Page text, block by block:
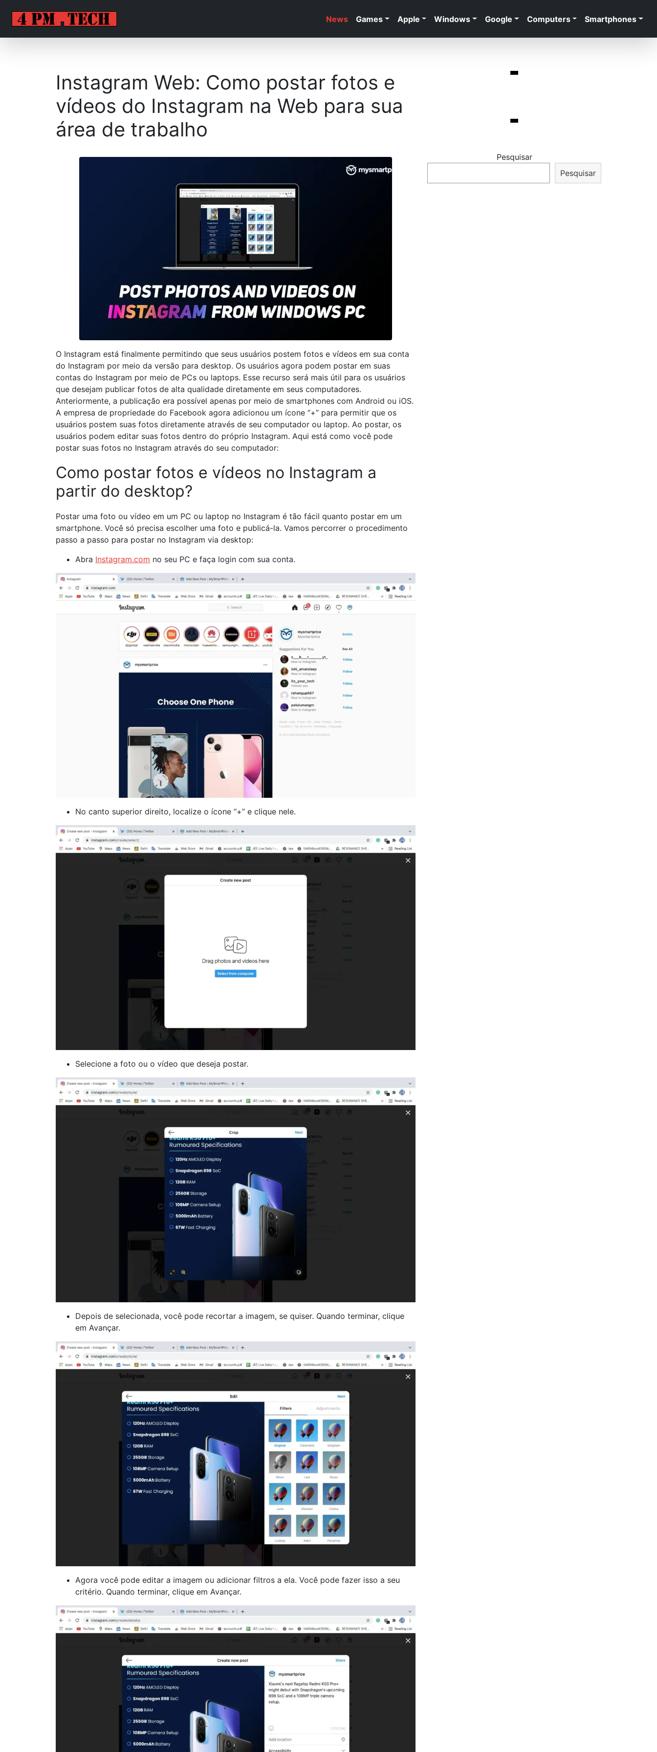
News Games Apple Windows Google Computers Smartphones
Instagram Web: Como postar fotos e
vídeos do Instagram na Web para sua
área de trabalho
O Instagram está finalmente permitindo que seus usuários postem fotos e vídeos em sua conta
do Instagram por meio da versão para desktop. Os usuários agora podem postar em suas
contas do Instagram por meio de PCs ou laptops. Esse recurso será mais útil para os usuários
que desejam publicar fotos de alta qualidade diretamente em seus computadores.
Anteriormente, a publicação era possível apenas por meio de smartphones com Android ou iOS.
A empresa de propriedade do Facebook agora adicionou um ícone “+” para permitir que os
usuários postem suas fotos diretamente através de seu computador ou laptop. Ao postar, os
usuários podem editar suas fotos dentro do próprio Instagram. Aqui está como você pode
postar suas fotos no Instagram através do seu computador:
Como postar fotos e vídeos no Instagram a
partir do desktop?
Postar uma foto ou vídeo em um PC ou laptop no Instagram é tão fácil quanto postar em um
smartphone. Você só precisa escolher uma foto e publicá-la. Vamos percorrer o procedimento
passo a passo para postar no Instagram via desktop:
Abra Instagram.com no seu PC e faça login com sua conta.
No canto superior direito, localize o ícone “+” e clique nele.
Selecione a foto ou o vídeo que deseja postar.
Depois de selecionada, você pode recortar a imagem, se quiser. Quando terminar, clique
em Avançar.
Agora você pode editar a imagem ou adicionar filtros a ela. Você pode fazer isso a seu
critério. Quando terminar, clique em Avançar.
Pesquisar
Pesquisar